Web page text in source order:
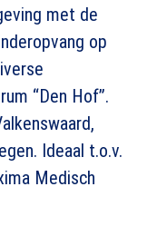
met de
op
“Den Hof”.
Ideaal t.o.v.
Medisch